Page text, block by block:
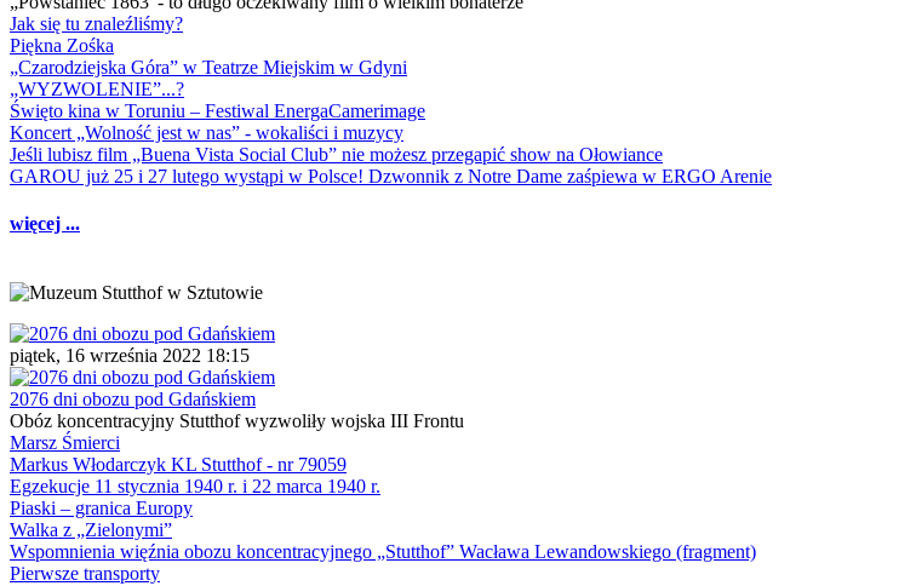
Jak się tu znaleźliśmy?
Piękna Zośka
„Czarodziejska Góra” w Teatrze Miejskim w Gdyni
„WYZWOLENIE”...?
Święto kina w Toruniu – Festiwal EnergaCamerimage
Koncert „Wolność jest w nas” - wokaliści i muzycy
Jeśli lubisz film „Buena Vista Social Club” nie możesz przegapić show na Ołowiance
GAROU już 25 i 27 lutego wystąpi w Polsce! Dzwonnik z Notre Dame zaśpiewa w ERGO Arenie
więcej ...
piątek, 16 września 2022 18:15
2076 dni obozu pod Gdańskiem
Obóz koncentracyjny Stutthof wyzwoliły wojska III Frontu
Marsz Śmierci
Markus Włodarczyk KL Stutthof - nr 79059
Egzekucje 11 stycznia 1940 r. i 22 marca 1940 r.
Piaski – granica Europy
Walka z „Zielonymi”
Wspomnienia więźnia obozu koncentracyjnego „Stutthof” Wacława Lewandowskiego (fragment)
Pierwsze transporty